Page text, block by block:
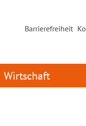
Barrierefreiheit
Wirtschaft